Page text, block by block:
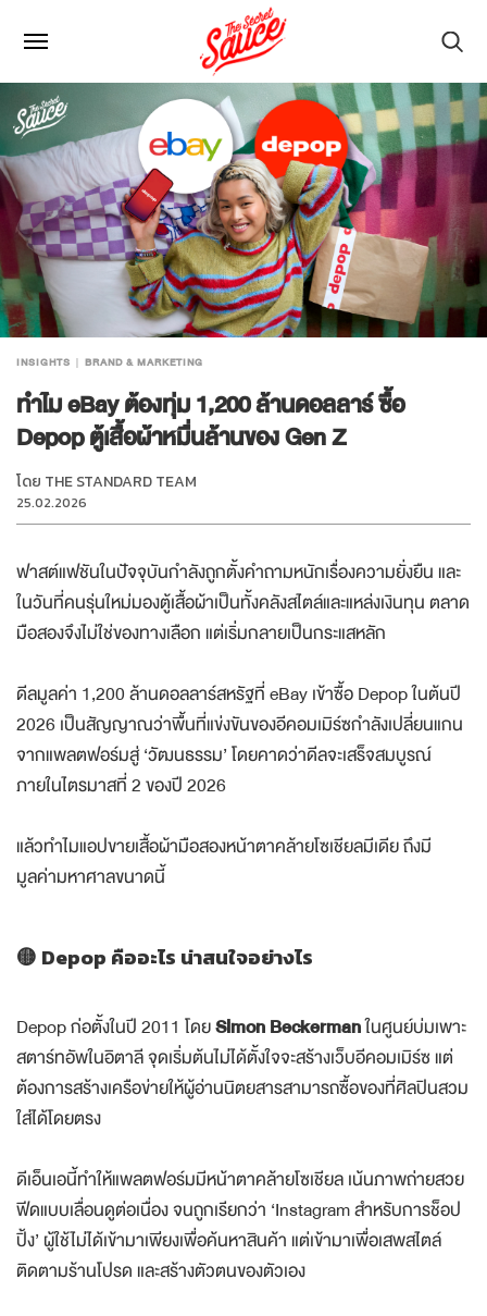
INSIGHTS BRAND & MARKETING
ทำไม eBay ต้องทุ่ม 1,200 ล้านดอลลาร์ ซื้อ
Depop ตู้เสื้อผ้าหมื่นล้านของ Gen Z
โดย THE STANDARD TEAM
25.02.2026
ฟาสต์แฟชันในปัจจุบันกำลังถูกตั้งคำถามหนักเรื่องความยั่งยืน และ
ในวันที่คนรุ่นใหม่มองตู้เสื้อผ้าเป็นทั้งคลังสไตล์และแหล่งเงินทุน ตลาด
มือสองจึงไม่ใช่ของทางเลือก แต่เริ่มกลายเป็นกระแสหลัก
ดีลมูลค่า 1,200 ล้านดอลลาร์สหรัฐที่ eBay เข้าซื้อ Depop ในต้นปี
2026 เป็นสัญญาณว่าพื้นที่แข่งขันของอีคอมเมิร์ซกำลังเปลี่ยนแกน
จากแพลตฟอร์มสู่ ‘วัฒนธรรม’ โดยคาดว่าดีลจะเสร็จสมบูรณ์
ภายในไตรมาสที่ 2 ของปี 2026
แล้วทำไมแอปขายเสื้อผ้ามือสองหน้าตาคล้ายโซเชียลมีเดีย ถึงมี
มูลค่ามหาศาลขนาดนี้
🟡 Depop คืออะไร น่าสนใจอย่างไร
Depop ก่อตั้งในปี 2011 โดยSimon Beckermanในศูนย์บ่มเพาะ
สตาร์ทอัพในอิตาลี จุดเริ่มต้นไม่ได้ตั้งใจจะสร้างเว็บอีคอมเมิร์ซ แต่
ต้องการสร้างเครือข่ายให้ผู้อ่านนิตยสารสามารถซื้อของที่ศิลปินสวม
ใส่ได้โดยตรง
ดีเอ็นเอนี้ทำให้แพลตฟอร์มมีหน้าตาคล้ายโซเชียล เน้นภาพถ่ายสวย
ฟีดแบบเลื่อนดูต่อเนื่อง จนถูกเรียกว่า ‘Instagram สำหรับการช็อป
ปิ้ง’ ผู้ใช้ไม่ได้เข้ามาเพียงเพื่อค้นหาสินค้า แต่เข้ามาเพื่อเสพสไตล์
ติดตามร้านโปรด และสร้างตัวตนของตัวเอง